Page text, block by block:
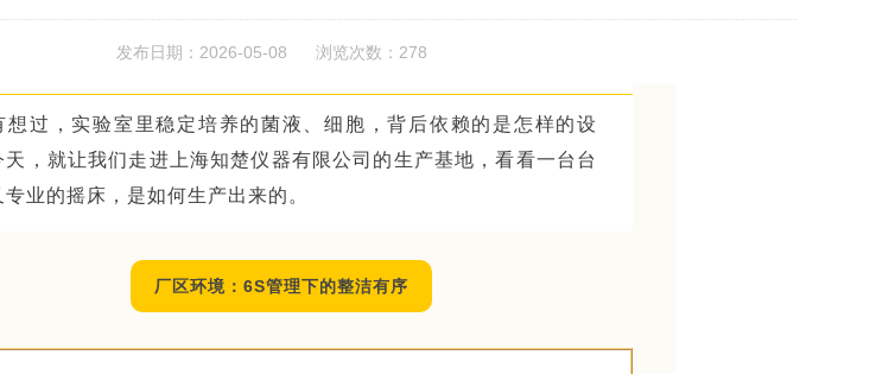
发布日期：2026-05-08 浏览次数：278
想过，实验室里稳定培养的菌液、细胞，背后依赖的是怎样的设
天，就让我们走进上海知楚仪器有限公司的生产基地，看看一台台
业的摇床，是如何生产出来的。
厂区环境：6S管理下的整洁有序